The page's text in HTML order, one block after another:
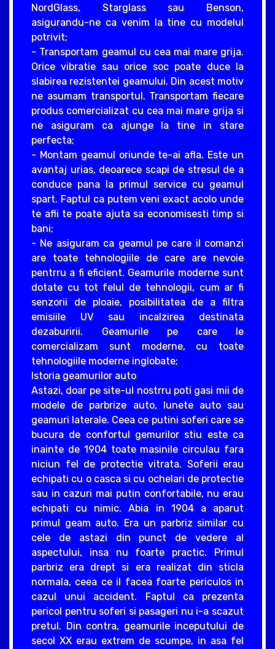
NordGlass, Starglass sau Benson,
asigurandu-ne ca venim la tine cu modelul
potrivit;
- Transportam geamul cu cea mai mare grija.
Orice vibratie sau orice soc poate duce la
slabirea rezistentei geamului. Din acest motiv
ne asumam transportul. Transportam fiecare
produs comercializat cu cea mai mare grija si
ne asiguram ca ajunge la tine in stare
perfecta;
- Montam geamul oriunde te-ai afla. Este un
avantaj urias, deoarece scapi de stresul de a
conduce pana la primul service cu geamul
spart. Faptul ca putem veni exact acolo unde
te afli te poate ajuta sa economisesti timp si
bani;
- Ne asiguram ca geamul pe care il comanzi
are toate tehnologiile de care are nevoie
pentrru a fi eficient. Geamurile moderne sunt
dotate cu tot felul de tehnologii, cum ar fi
senzorii de ploaie, posibilitatea de a filtra
emisiile UV sau incalzirea destinata
dezaburirii. Geamurile pe care le
comercializam sunt moderne, cu toate
tehnologiile moderne inglobate;
Istoria geamurilor auto
Astazi, doar pe site-ul nostrru poti gasi mii de
modele de parbrize auto, lunete auto sau
geamuri laterale. Ceea ce putini soferi care se
bucura de confortul gemurilor stiu este ca
inainte de 1904 toate masinile circulau fara
niciun fel de protectie vitrata. Soferii erau
echipati cu o casca si cu ochelari de protectie
sau in cazuri mai putin confortabile, nu erau
echipati cu nimic. Abia in 1904 a aparut
primul geam auto. Era un parbriz similar cu
cele de astazi din punct de vedere al
aspectului, insa nu foarte practic. Primul
parbriz era drept si era realizat din sticla
normala, ceea ce il facea foarte periculos in
cazul unui accident. Faptul ca prezenta
pericol pentru soferi si pasageri nu i-a scazut
pretul. Din contra, geamurile inceputului de
secol XX erau extrem de scumpe, in asa fel